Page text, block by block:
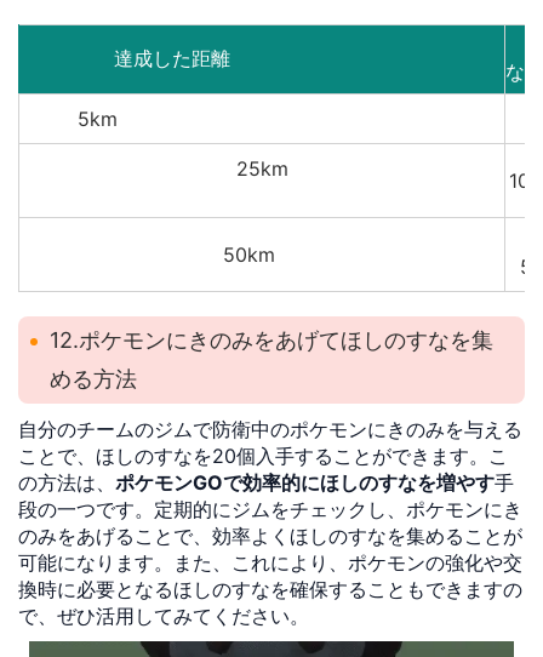
達成した距離
な
5km
25km
50km
12.ポケモンにきのみをあげてほしのすなを集
める方法
自分のチームのジムで防衛中のポケモンにきのみを与える
ことで、ほしのすなを20個入手することができます。こ
の方法は、 ポケモンGOで効率的にほしのすなを増やす手
段の一つです。定期的にジムをチェックし、ポケモンにき
のみをあげることで、効率よくほしのすなを集めることが
可能になります。また、これにより、ポケモンの強化や交
換時に必要となるほしのすなを確保することもできますの
で、ぜひ活用してみてください。